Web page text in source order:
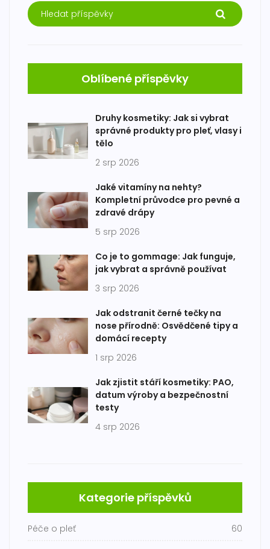
Oblíbené příspěvky
Druhy kosmetiky: Jak si vybrat
správné produkty pro pleť, vlasy i
tělo
2 srp 2026
Jaké vitamíny na nehty?
Kompletní průvodce pro pevné a
zdravé drápy
5 srp 2026
Co je to gommage: Jak funguje,
jak vybrat a správně používat
3 srp 2026
Jak odstranit černé tečky na
nose přírodně: Osvědčené tipy a
domácí recepty
1 srp 2026
Jak zjistit stáří kosmetiky: PAO,
datum výroby a bezpečnostní
testy
4 srp 2026
Kategorie příspěvků
Péče o pleť 60